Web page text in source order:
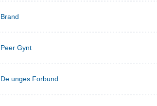
Brand
Peer Gynt
De unges Forbund